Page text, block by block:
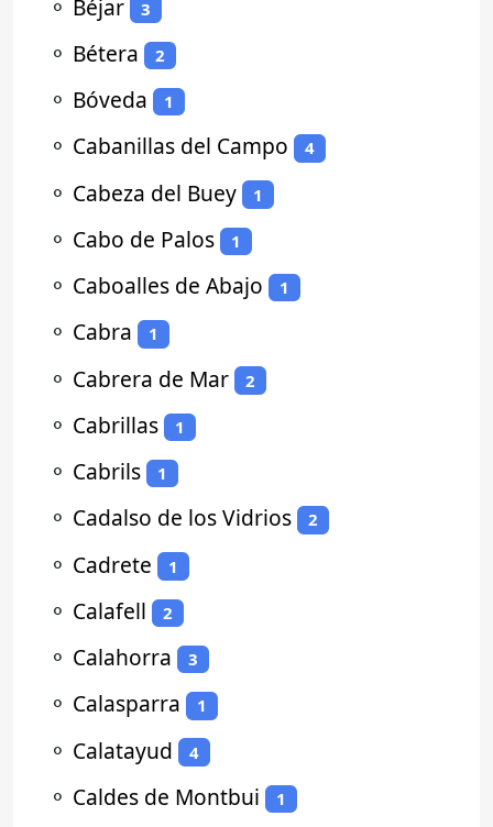
⚬ Béjar 3
⚬ Bétera 2
⚬ Bóveda 1
⚬ Cabanillas del Campo 4
⚬ Cabeza del Buey 1
⚬ Cabo de Palos 1
⚬ Caboalles de Abajo 1
⚬ Cabra 1
⚬ Cabrera de Mar 2
⚬ Cabrillas 1
⚬ Cabrils 1
⚬ Cadalso de los Vidrios 2
⚬ Cadrete 1
⚬ Calafell 2
⚬ Calahorra 3
⚬ Calasparra 1
⚬ Calatayud 4
⚬ Caldes de Montbui 1